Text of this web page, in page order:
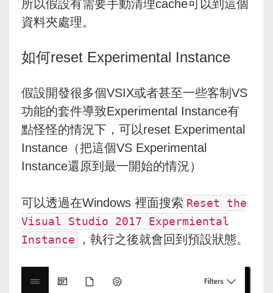
所以假設有需要手動清理cache可以到這個
資料夾處理。
如何reset Experimental Instance
假設開發很多個VSIX或者甚至一些客制VS
功能的套件導致Experimental Instance有
點怪怪的情況下，可以reset Experimental
Instance（把這個VS Experimental
Instance還原到最一開始的情況）
可以透過在Windows 裡面搜索 Reset the
Visual Studio 2017 Expermiental
Instance
，執行之後就會回到預設狀態。